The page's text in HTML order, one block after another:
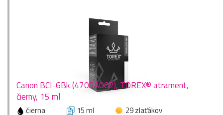
Canon BCI-6Bk (4705A002), TOREX® atrament,
čierny, 15 ml
čierna 15 ml
29 zlaťákov